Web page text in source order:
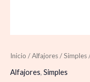
Inicio /Alfajores/Simples
Alfajores, Simples